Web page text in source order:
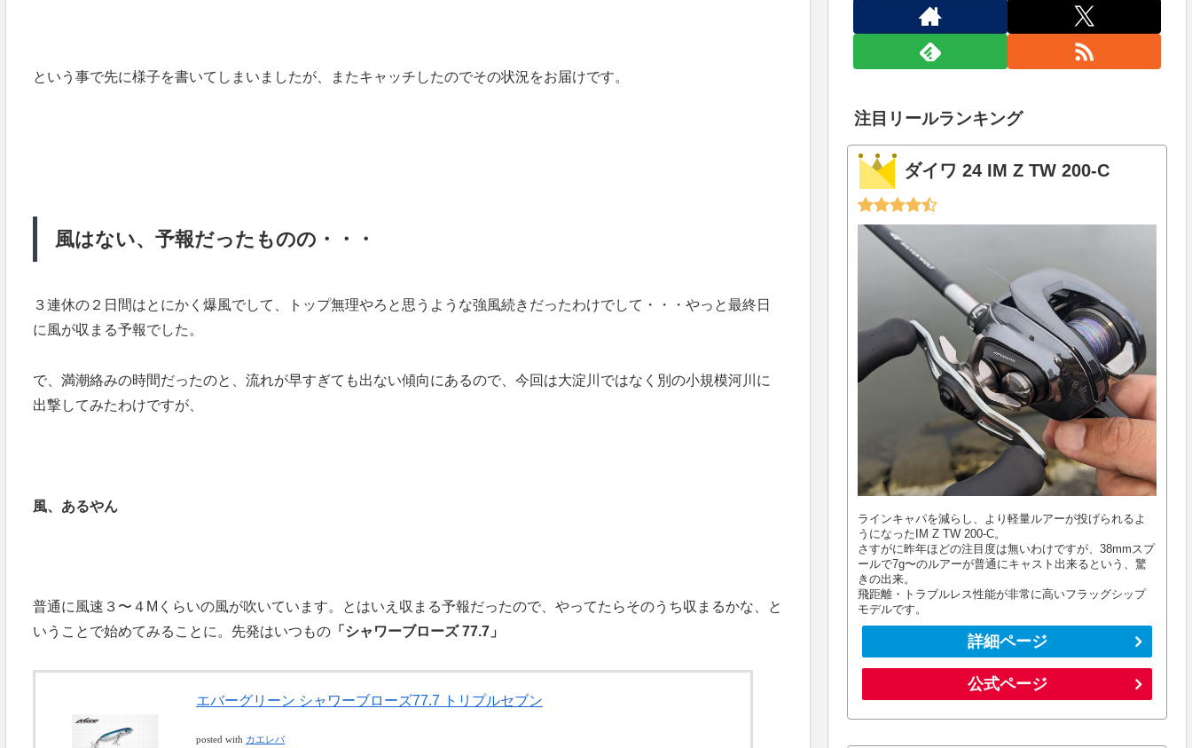
という事で先に様子を書いてしまいましたが、またキャッチしたのでその状況をお届けです。
風はない、予報だったものの・・・
３連休の２日間はとにかく爆風でして、トップ無理やろと思うような強風続きだったわけでして・・・やっと最終日
に風が収まる予報でした。
で、満潮絡みの時間だったのと、流れが早すぎても出ない傾向にあるので、今回は大淀川ではなく別の小規模河川に
出撃してみたわけですが、
風、あるやん
普通に風速３〜４Mくらいの風が吹いています。とはいえ収まる予報だったので、やってたらそのうち収まるかな、と
いうことで始めてみることに。先発はいつもの「シャワーブローズ 77.7」
エバーグリーン シャワーブローズ77.7 トリプルセブン
posted with カエレバ
注目リールランキング
ダイワ 24 IM Z TW 200-C
ラインキャパを減らし、より軽量ルアーが投げられるよ
うになったIM Z TW 200-C。
さすがに昨年ほどの注目度は無いわけですが、38mmスプ
ールで7g〜のルアーが普通にキャスト出来るという、驚
きの出来。
飛距離・トラブルレス性能が非常に高いフラッグシップ
モデルです。
詳細ページ
公式ページ